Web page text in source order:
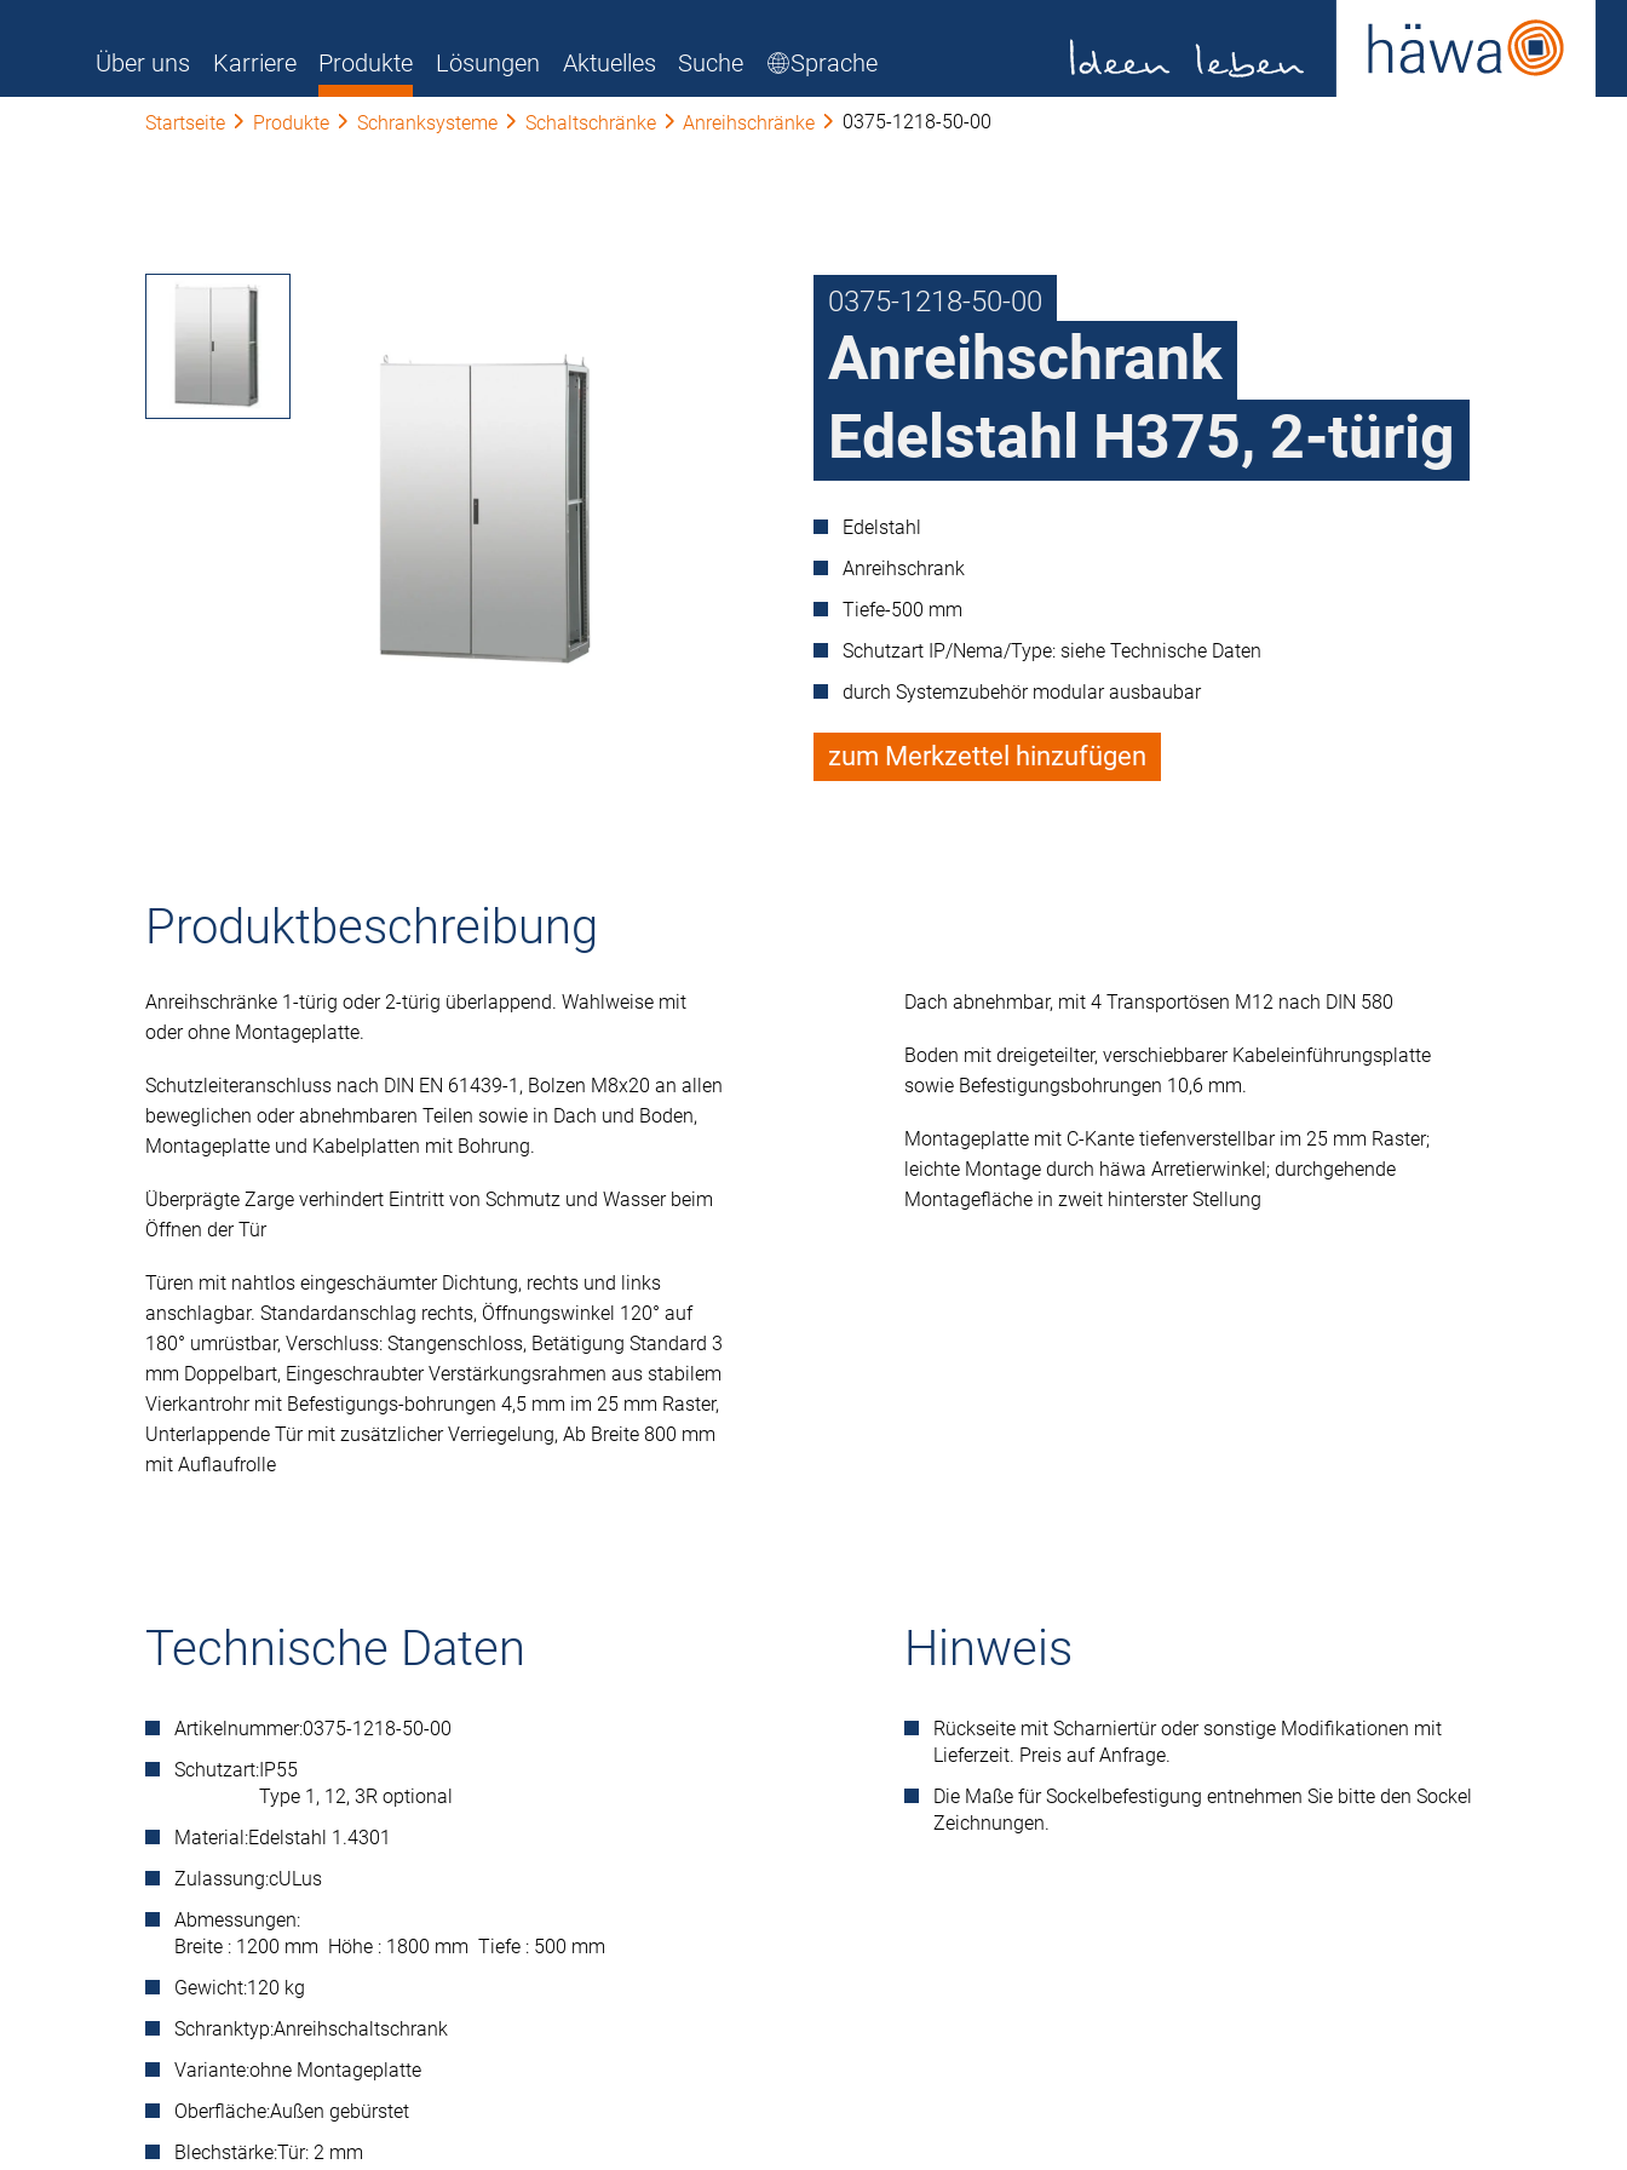
Über uns Karriere Produkte Lösungen Aktuelles Suche Sprache
Startseite Produkte Schranksysteme Schaltschränke Anreihschränke 0375-1218-50-00
0375-1218-50-00
Anreihschrank
Edelstahl H375, 2-türig
Edelstahl
Anreihschrank
Tiefe-500 mm
Schutzart IP/Nema/Type: siehe Technische Daten
durch Systemzubehör modular ausbaubar
zum Merkzettel hinzufügen
Produktbeschreibung
Anreihschränke 1-türig oder 2-türig überlappend. Wahlweise mit
oder ohne Montageplatte.
Schutzleiteranschluss nach DIN EN 61439-1, Bolzen M8x20 an allen
beweglichen oder abnehmbaren Teilen sowie in Dach und Boden,
Montageplatte und Kabelplatten mit Bohrung.
Überprägte Zarge verhindert Eintritt von Schmutz und Wasser beim
Öffnen der Tür
Türen mit nahtlos eingeschäumter Dichtung, rechts und links
anschlagbar. Standardanschlag rechts, Öffnungswinkel 120° auf
180° umrüstbar, Verschluss: Stangenschloss, Betätigung Standard 3
mm Doppelbart, Eingeschraubter Verstärkungsrahmen aus stabilem
Vierkantrohr mit Befestigungs-bohrungen 4,5 mm im 25 mm Raster,
Unterlappende Tür mit zusätzlicher Verriegelung, Ab Breite 800 mm
mit Auflaufrolle
Dach abnehmbar, mit 4 Transportösen M12 nach DIN 580
Boden mit dreigeteilter, verschiebbarer Kabeleinführungsplatte
sowie Befestigungsbohrungen 10,6 mm.
Montageplatte mit C-Kante tiefenverstellbar im 25 mm Raster;
leichte Montage durch häwa Arretierwinkel; durchgehende
Montagefläche in zweit hinterster Stellung
Technische Daten
Artikelnummer:0375-1218-50-00
Schutzart:IP55
Type 1, 12, 3R optional
Material:Edelstahl 1.4301
Zulassung:cULus
Abmessungen:
Breite : 1200 mm Höhe : 1800 mm Tiefe : 500 mm
Gewicht:120 kg
Schranktyp:Anreihschaltschrank
Variante:ohne Montageplatte
Oberfläche:Außen gebürstet
Blechstärke:Tür: 2 mm
Hinweis
Rückseite mit Scharniertür oder sonstige Modifikationen mit
Lieferzeit. Preis auf Anfrage.
Die Maße für Sockelbefestigung entnehmen Sie bitte den Sockel
Zeichnungen.